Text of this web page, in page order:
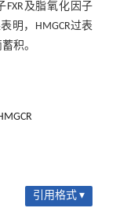
FXR及脂氧化因子
明，HMGCR过表
积。
引用格式 ▾